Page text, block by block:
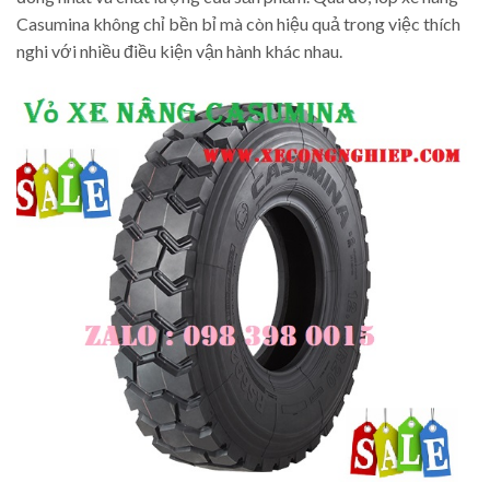
Casumina không chỉ bền bỉ mà còn hiệu quả trong việc thích
nghi với nhiều điều kiện vận hành khác nhau.